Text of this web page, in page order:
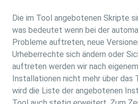
Die im Tool angebotenen Skripte
was bedeutet wenn bei der
Probleme auftreten, neue
Urheberrechte sich ändern oder
auftreten werden wir nach
Installationen nicht mehr über das
wird die Liste der angebotenen